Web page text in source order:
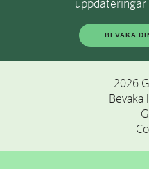
BEVAKA
2026
Bevaka